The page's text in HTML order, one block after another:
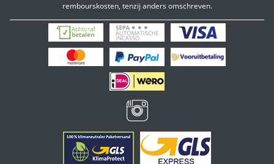
rembourskosten, tenzij anders omschreven.